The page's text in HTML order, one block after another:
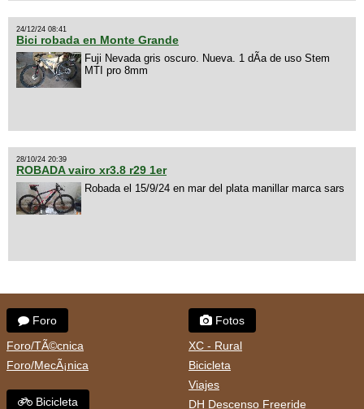
24/12/24 08:41
Bici robada en Monte Grande
Fuji Nevada gris oscuro. Nueva. 1 dÃ­a de uso Stem
MTI pro 8mm
28/10/24 20:39
ROBADA vairo xr3.8 r29 1er
Robada el 15/9/24 en mar del plata manillar marca sars
Foro
Foro/TÃ©cnica
Foro/MecÃ¡nica
Bicicleta
Fotos
XC - Rural
Bicicleta
Viajes
DH Descenso Freeride